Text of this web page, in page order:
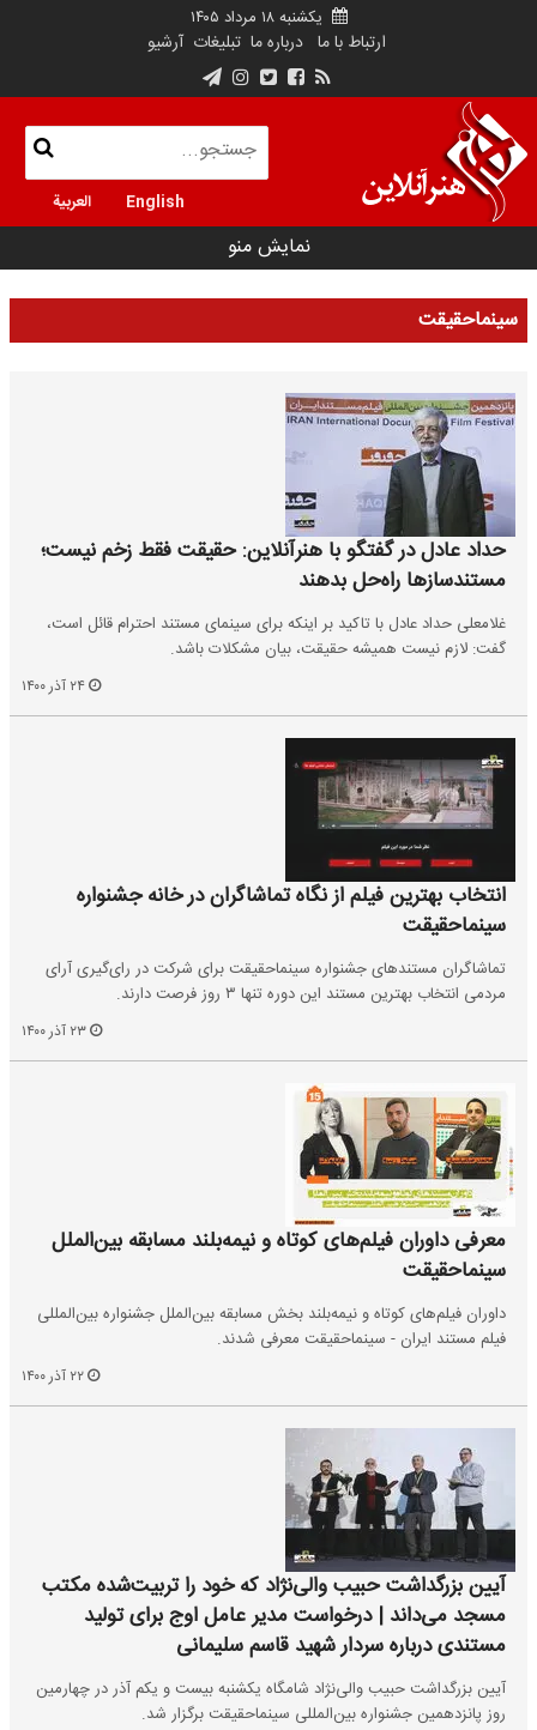
یکشنبه ۱۸ مرداد ۱۴۰۵
ارتباط با ما درباره ما تبلیغات آرشیو
English العربية
نمایش منو
سینماحقیقت
حداد عادل در گفتگو با هنرآنلاین: حقیقت فقط زخم نیست؛
مستندسازها راه‌حل بدهند
غلامعلی حداد عادل با تاکید بر اینکه برای سینمای مستند احترام قائل است،
گفت: لازم نیست همیشه حقیقت، بیان مشکلات باشد.
انتخاب بهترین فیلم از نگاه تماشاگران در خانه جشنواره
سینماحقیقت
تماشاگران مستندهای جشنواره سینماحقیقت برای شرکت در رای‌گیری آرای
مردمی انتخاب بهترین مستند این دوره تنها ۳ روز فرصت دارند.
معرفی داوران فیلم‌های کوتاه و نیمه‌بلند مسابقه بین‌الملل
سینماحقیقت
داوران فیلم‌های کوتاه و نیمه‌بلند بخش مسابقه بین‌الملل جشنواره بین‌المللی
فیلم مستند ایران - سینماحقیقت معرفی شدند.
آیین بزرگداشت حبیب والی‌نژاد که خود را تربیت‌شده مکتب
مسجد می‌داند | درخواست مدیر عامل اوج برای تولید
مستندی درباره سردار شهید قاسم سلیمانی
آیین بزرگداشت حبیب والی‌نژاد شامگاه یکشنبه بیست و یکم آذر در چهارمین
روز پانزدهمین جشنواره بین‌المللی سینماحقیقت برگزار شد.